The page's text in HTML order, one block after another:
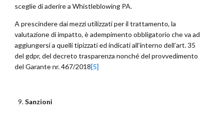
sceglie di aderire a Whistleblowing PA.
A prescindere dai mezzi utilizzati per il trattamento, la
valutazione di impatto, è adempimento obbligatorio che va ad
aggiungersi a quelli tipizzati ed indicati all’interno dell’art. 35
del gdpr, del decreto trasparenza nonché del provvedimento
del Garante nr. 467/2018[5]
Sanzioni